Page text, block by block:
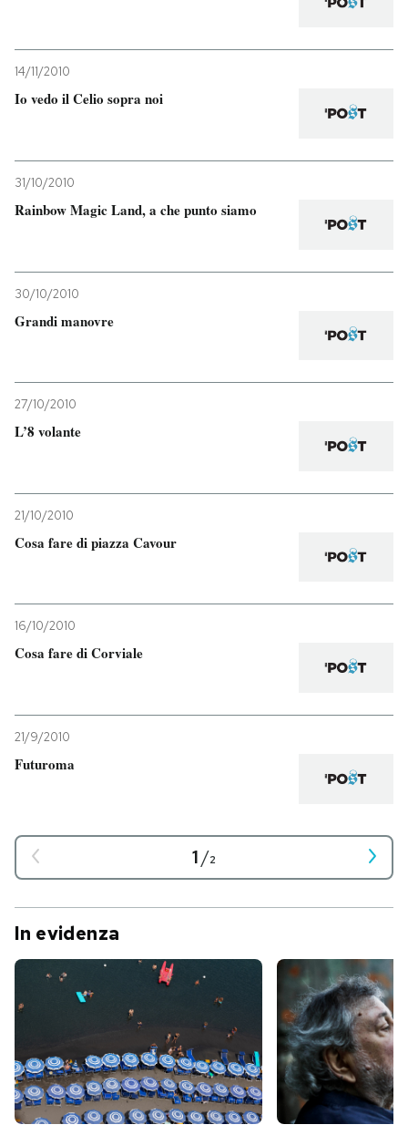
14/11/2010
Io vedo il Celio sopra noi
31/10/2010
Rainbow Magic Land, a che punto siamo
30/10/2010
Grandi manovre
27/10/2010
L’8 volante
21/10/2010
Cosa fare di piazza Cavour
16/10/2010
Cosa fare di Corviale
21/9/2010
Futuroma
1/2
In evidenza